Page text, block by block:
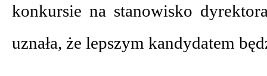
konkursie na stanowisko
uznała, że lepszym kandydatem